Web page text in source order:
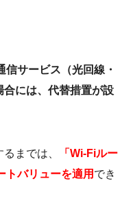
サービス（光回線・
には、代替措置が設
までは、
「Wi-Fiルー
トバリューを適用 でき